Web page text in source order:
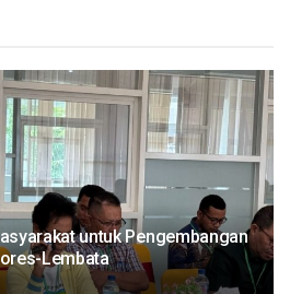
untuk Pengembangan
Lembata